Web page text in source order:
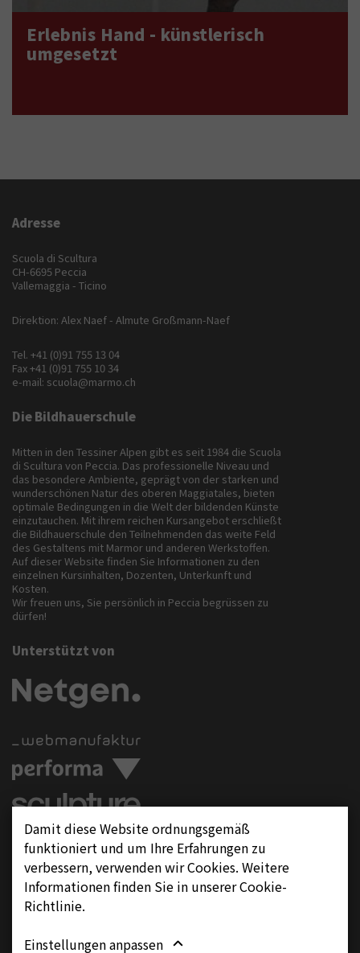
Erlebnis Hand - künstlerisch
umgesetzt
Adresse
Scuola di Scultura
CH-6695 Peccia
Vallemaggia - Ticino
Direktion: Alex Naef - Almute Großmann-Naef
Tel. +41 (0)91 755 13 04
Fax +41 (0)91 755 10 34
e-mail: scuola@marmo.ch
Die Bildhauerschule
Mitten in den Tessiner Alpen gibt es seit 1984 die Scuola
di Scultura von Peccia. Das professionelle Niveau und
das besondere Ambiente, geprägt von der starken und
wunderschönen Natur des oberen Maggiatales, bieten
optimale Bedingungen in die Welt der bildenden Künste
einzutauchen. Mit ihrem reichen Kursangebot erschließt
die Bildhauerschule den Teilnehmenden das weite Feld
des Gestaltens mit Marmor und anderen Werkstoffen.
Auf dieser Website finden Sie Informationen zu den
einzelnen Kursinhalten, Dozenten, Unterkunft und
Kosten.
Wir freuen uns, Sie persönlich in Peccia begrüssen zu
dürfen!
Unterstützt von
Folgen Sie uns auf
Damit diese Website ordnungsgemäß
funktioniert und um Ihre Erfahrungen zu
verbessern, verwenden wir Cookies. Weitere
Informationen finden Sie in unserer Cookie-
Richtlinie.
Einstellungen anpassen